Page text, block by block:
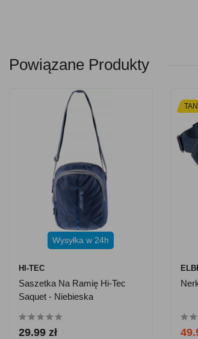
Powiązane Produkty
Wysyłka w 24h
HI-TEC
Saszetka Na Ramię Hi-Tec
Saquet - Niebieska
29.99 zł